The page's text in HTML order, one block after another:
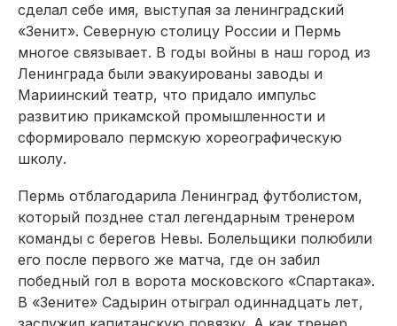
сделал себе имя, выступая за ленинградский
«Зенит». Северную столицу России и Пермь
многое связывает. В годы войны в наш город из
Ленинграда были эвакуированы заводы и
Мариинский театр, что придало импульс
развитию прикамской промышленности и
сформировало пермскую хореографическую
школу.
Пермь отблагодарила Ленинград футболистом,
который позднее стал легендарным тренером
команды с берегов Невы. Болельщики полюбили
его после первого же матча, где он забил
победный гол в ворота московского «Спартака».
В «Зените» Садырин отыграл одиннадцать лет,